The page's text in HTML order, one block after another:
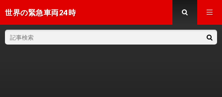
世界の緊急車両24時